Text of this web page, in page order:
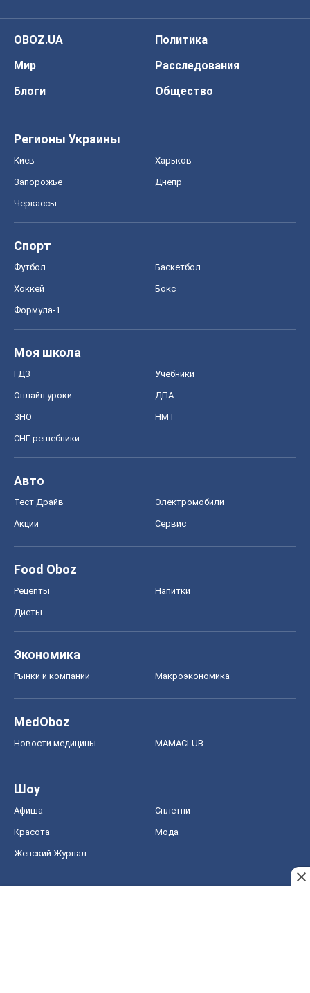
OBOZ.UA
Политика
Мир
Расследования
Блоги
Общество
Регионы Украины
Киев Харьков
Запорожье Днепр
Черкассы
Спорт
Футбол Баскетбол
Хоккей Бокс
Формула-1
Моя школа
ГДЗ Учебники
Онлайн уроки ДПА
ЗНО НМТ
СНГ решебники
Авто
Тест Драйв Электромобили
Акции Сервис
Food Oboz
Рецепты Напитки
Диеты
Экономика
Рынки и компании Mакроэкономика
MedOboz
Новости медицины MAMACLUB
Шоу
Афиша Сплетни
Красота Мода
Женский Журнал